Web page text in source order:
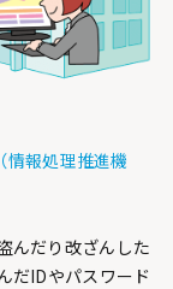
情報処理推進機
んだり改ざんした
だIDやパスワード